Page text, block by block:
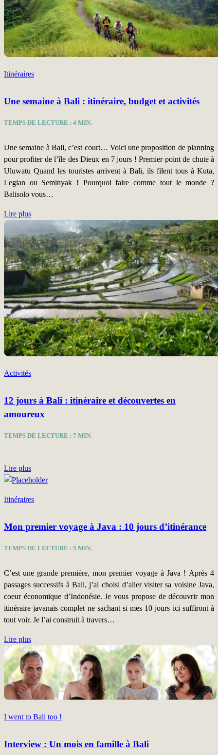
Itinéraires
Une semaine à Bali : itinéraire, budget et activités
TEMPS DE LECTURE : 4 MIN.
Une semaine à Bali, c’est court… Voici une proposition de planning
pour profiter de l’île des Dieux en 7 jours ! Premier point de chute à
Uluwatu Quand les touristes arrivent à Bali, ils filent tous à Kuta,
Legian ou Seminyak ! Pourquoi faire comme tout le monde ?
Balisolo vous…
Lire plus
Activités
12 jours à Bali : itinéraire et découvertes en
amoureux
TEMPS DE LECTURE : 7 MIN.
Lire plus
Itinéraires
Mon premier voyage à Java : 10 jours d’itinérance
TEMPS DE LECTURE : 5 MIN.
C’est une grande première, mon premier voyage à Java ! Après 4
passages successifs à Bali, j’ai choisi d’aller visiter sa voisine Java,
coeur économique d’Indonésie. Je vous propose de découvrir mon
itinéraire javanais complet ne sachant si mes 10 jours ici suffiront à
tout voir. Je l’ai construit à travers…
Lire plus
I went to Bali too !
Interview : Un mois en famille à Bali